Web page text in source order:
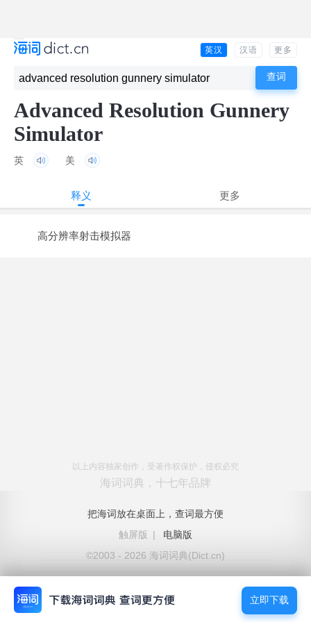
英汉 汉语 更多
Advanced Resolution Gunnery
Simulator
英 美
释义 更多
高分辨率射击模拟器
以上内容独家创作，受著作权保护，侵权必究
海词词典，十七年品牌
把海词放在桌面上，查词最方便
触屏版
|
电脑版
©2003 - 2026 海词词典(Dict.cn)
立即下载
立即下载